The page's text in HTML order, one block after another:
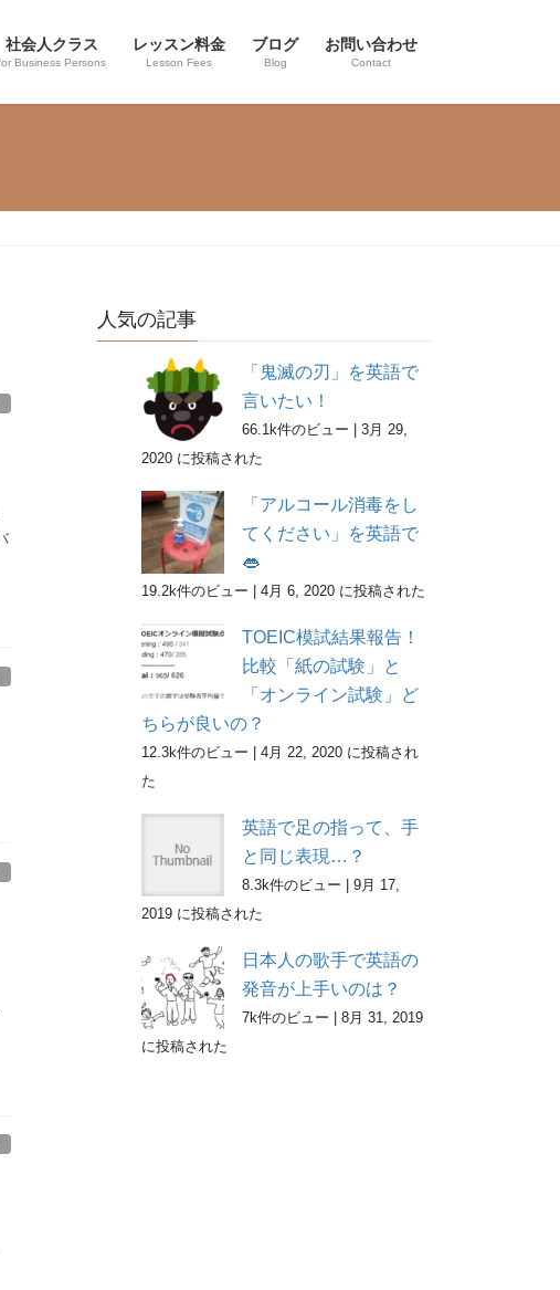
社会人クラス
Business Persons
レッスン料金
Lesson Fees
ブログ
Blog
お問い合わせ
Contact
人気の記事
「鬼滅の刃」を英語で
言いたい！
66.1k件のビュー |3月 29,
2020 に投稿された
「アルコール消毒をし
てください」を英語で
👄
19.2k件のビュー |4月 6, 2020 に投稿された
TOEIC模試結果報告！
比較「紙の試験」と
「オンライン試験」ど
ちらが良いの？
12.3k件のビュー |4月 22, 2020 に投稿され
た
英語で足の指って、手
と同じ表現…？
8.3k件のビュー |9月 17,
2019 に投稿された
日本人の歌手で英語の
発音が上手いのは？
7k件のビュー |8月 31, 2019
に投稿された